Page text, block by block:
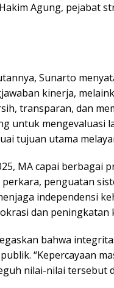
Agung, pejabat
Sunarto
kinerja,
transparan, dan
untuk mengevaluasi
tujuan utama
MA capai berbagai
perkara, penguatan
independensi
dan peningkatan
bahwa
“Kepercayaan
nilai-nilai tersebut